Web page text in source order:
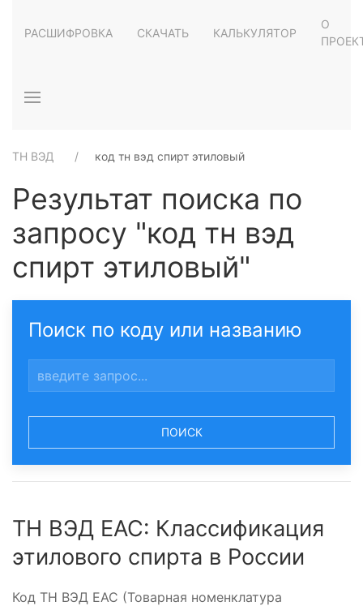
РАСШИФРОВКА СКАЧАТЬ КАЛЬКУЛЯТОР
О
ТН ВЭД код тн вэд спирт этиловый
Результат поиска по
запросу "код тн вэд
спирт этиловый"
Поиск по коду или названию
ПОИСК
ТН ВЭД ЕАС: Классификация
этилового спирта в России
Код ТН ВЭД ЕАС (Товарная номенклатура